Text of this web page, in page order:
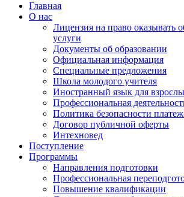
Главная
О нас
Лицензия на право оказывать
услуги
Документы об образовании
Официальная информация
Специальные предложения
Школа молодого учителя
Иностранный язык для
Профессиональная
Политика безопасности
Договор публичной оферты
Интехновед
Поступление
Программы
Направления подготовки
Профессиональная
Повышение квалификации